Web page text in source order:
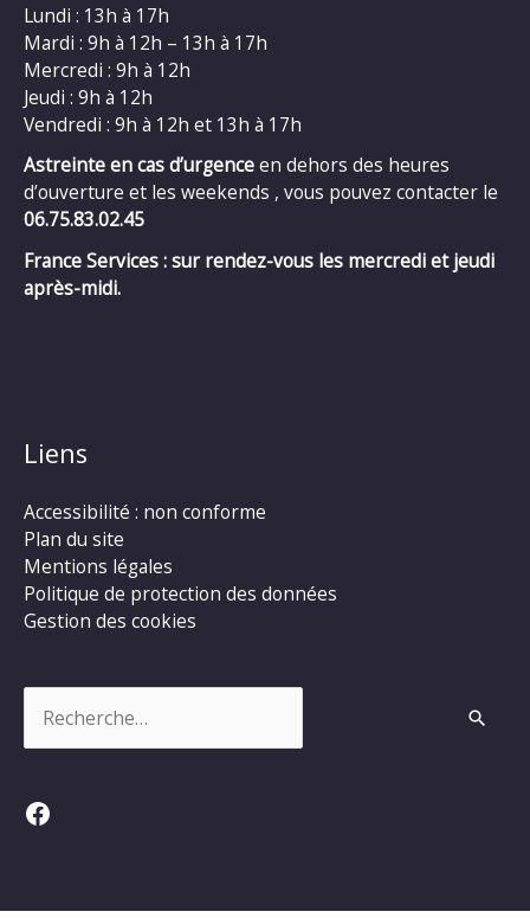
Lundi : 13h à 17h
Mardi : 9h à 12h – 13h à 17h
Mercredi : 9h à 12h
Jeudi : 9h à 12h
Vendredi : 9h à 12h et 13h à 17h
Astreinte en cas d’urgenceen dehors des heures
d’ouverture et les weekends , vous pouvez contacter le
06.75.83.02.45
France Services : sur rendez-vous les mercredi et jeudi
après-midi.
Liens
Accessibilité : non conforme
Plan du site
Mentions légales
Politique de protection des données
Gestion des cookies
Facebook